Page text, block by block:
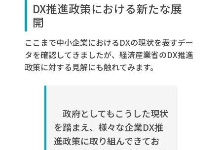
DX推進政策における新たな展
開
ここまで中小企業におけるDXの現状を表すデー
タを確認してきましたが、経済産業省のDX推進
政策に対する見解にも触れてみます。
政府としてもこうした現状
を踏まえ、様々な企業DX推
進政策に取り組んできてお